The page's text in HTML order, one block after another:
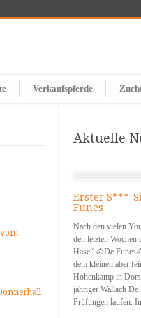
Verkaufspferde
Aktuelle
Erster S***-
Funes
Nach den vielen
den letzten Wochen
Hase“ 🐴De
dem kleinen aber
Hohenkamp in
jähriger Wallach
Prüfungen laufen.